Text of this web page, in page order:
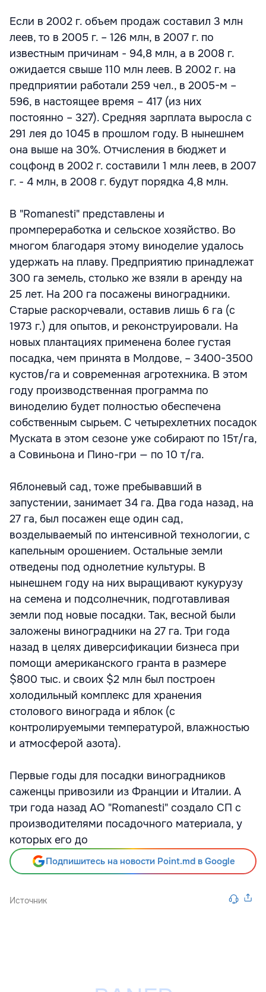
Если в 2002 г. объем продаж составил 3 млн
леев, то в 2005 г. – 126 млн, в 2007 г. по
известным причинам - 94,8 млн, а в 2008 г.
ожидается свыше 110 млн леев. В 2002 г. на
предприятии работали 259 чел., в 2005-м –
596, в настоящее время – 417 (из них
постоянно – 327). Средняя зарплата выросла с
291 лея до 1045 в прошлом году. В нынешнем
она выше на 30%. Отчисления в бюджет и
соцфонд в 2002 г. составили 1 млн леев, в 2007
г. - 4 млн, в 2008 г. будут порядка 4,8 млн.
В "Romanesti" представлены и
промпереработка и сельское хозяйство. Во
многом благодаря этому виноделие удалось
удержать на плаву. Предприятию принадлежат
300 га земель, столько же взяли в аренду на
25 лет. На 200 га посажены виноградники.
Старые раскорчевали, оставив лишь 6 га (с
1973 г.) для опытов, и реконструировали. На
новых плантациях применена более густая
посадка, чем принята в Молдове, – 3400-3500
кустов/га и современная агротехника. В этом
году производственная программа по
виноделию будет полностью обеспечена
собственным сырьем. С четырехлетних посадок
Муската в этом сезоне уже собирают по 15т/га,
а Совиньона и Пино-гри — по 10 т/га.
Яблоневый сад, тоже пребывавший в
запустении, занимает 34 га. Два года назад, на
27 га, был посажен еще один сад,
возделываемый по интенсивной технологии, с
капельным орошением. Остальные земли
отведены под однолетние культуры. В
нынешнем году на них выращивают кукурузу
на семена и подсолнечник, подготавливая
земли под новые посадки. Так, весной были
заложены виноградники на 27 га. Три года
назад в целях диверсификации бизнеса при
помощи американского гранта в размере
$800 тыс. и своих $2 млн был построен
холодильный комплекс для хранения
столового винограда и яблок (с
контролируемыми температурой, влажностью
и атмосферой азота).
Первые годы для посадки виноградников
саженцы привозили из Франции и Италии. А
три года назад АО "Romanesti" создало СП с
производителями посадочного материала, у
которых его до
Подпишитесь на новости Point.md в Google
Источник